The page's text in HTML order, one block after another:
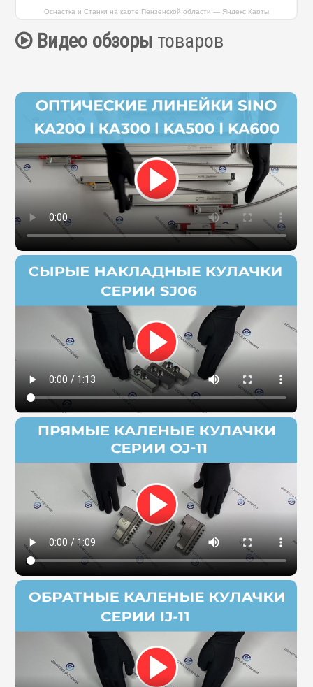
Оснастка и Станки на карте Пензенской области — Яндекс Карты
Видео обзоры товаров